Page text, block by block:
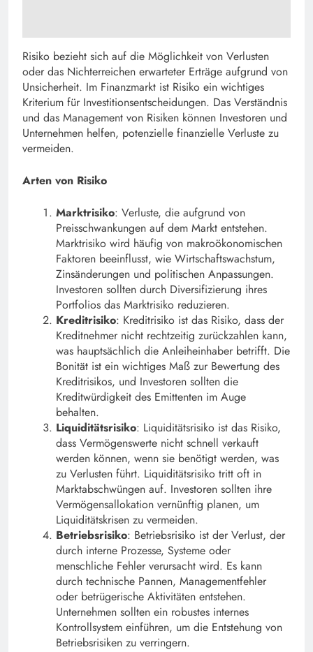
Risiko bezieht sich auf die Möglichkeit von Verlusten
oder das Nichterreichen erwarteter Erträge aufgrund von
Unsicherheit. Im Finanzmarkt ist Risiko ein wichtiges
Kriterium für Investitionsentscheidungen. Das Verständnis
und das Management von Risiken können Investoren und
Unternehmen helfen, potenzielle finanzielle Verluste zu
vermeiden.
Arten von Risiko
Marktrisiko: Verluste, die aufgrund von
Preisschwankungen auf dem Markt entstehen.
Marktrisiko wird häufig von makroökonomischen
Faktoren beeinflusst, wie Wirtschaftswachstum,
Zinsänderungen und politischen Anpassungen.
Investoren sollten durch Diversifizierung ihres
Portfolios das Marktrisiko reduzieren.
Kreditrisiko: Kreditrisiko ist das Risiko, dass der
Kreditnehmer nicht rechtzeitig zurückzahlen kann,
was hauptsächlich die Anleiheinhaber betrifft. Die
Bonität ist ein wichtiges Maß zur Bewertung des
Kreditrisikos, und Investoren sollten die
Kreditwürdigkeit des Emittenten im Auge
behalten.
Liquiditätsrisiko: Liquiditätsrisiko ist das Risiko,
dass Vermögenswerte nicht schnell verkauft
werden können, wenn sie benötigt werden, was
zu Verlusten führt. Liquiditätsrisiko tritt oft in
Marktabschwüngen auf. Investoren sollten ihre
Vermögensallokation vernünftig planen, um
Liquiditätskrisen zu vermeiden.
Betriebsrisiko: Betriebsrisiko ist der Verlust, der
durch interne Prozesse, Systeme oder
menschliche Fehler verursacht wird. Es kann
durch technische Pannen, Managementfehler
oder betrügerische Aktivitäten entstehen.
Unternehmen sollten ein robustes internes
Kontrollsystem einführen, um die Entstehung von
Betriebsrisiken zu verringern.